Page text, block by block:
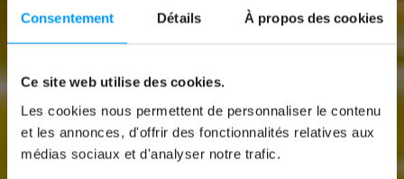
Consentement Détails À propos des cookies
Ce site web utilise des cookies.
Les cookies nous permettent de personnaliser le contenu
et les annonces, d'offrir des fonctionnalités relatives aux
médias sociaux et d'analyser notre trafic.
News
NOUVELLE RENAULT